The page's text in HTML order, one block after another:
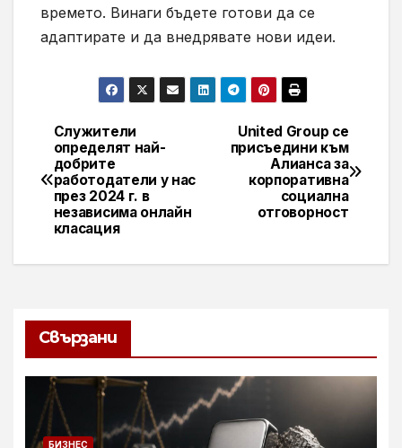
времето. Винаги бъдете готови да се
адаптирате и да внедрявате нови идеи.
Навигация
United Group се
присъедини към
Алианса за
корпоративна
социална
отговорност
Служители
определят най-
добрите
работодатели у нас
през 2024 г. в
независима онлайн
класация
Свързани
БИЗНЕС